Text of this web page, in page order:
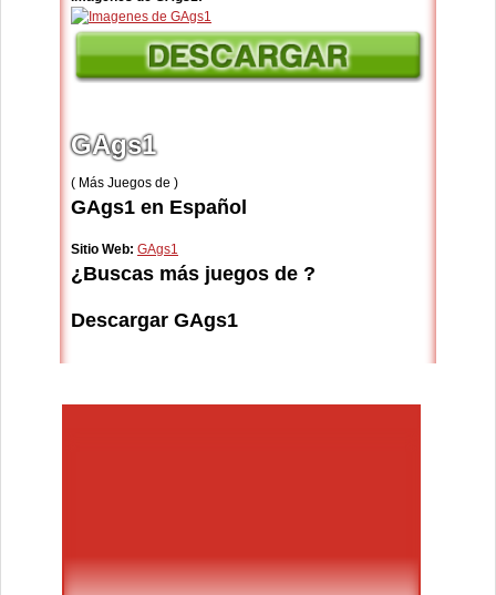
GAgs1
( Más Juegos de )
GAgs1 en Español
Sitio Web: GAgs1
¿Buscas más juegos de ?
Descargar GAgs1